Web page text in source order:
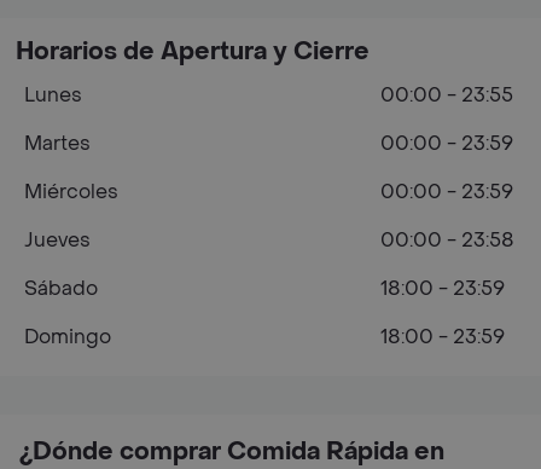
¿Dónde comprar Comida Rápida en
Horarios de Apertura y Cierre
Lunes
00:00 - 23:55
Martes
00:00 - 23:59
Miércoles
00:00 - 23:59
Jueves
00:00 - 23:58
Sábado
18:00 - 23:59
Domingo
18:00 - 23:59